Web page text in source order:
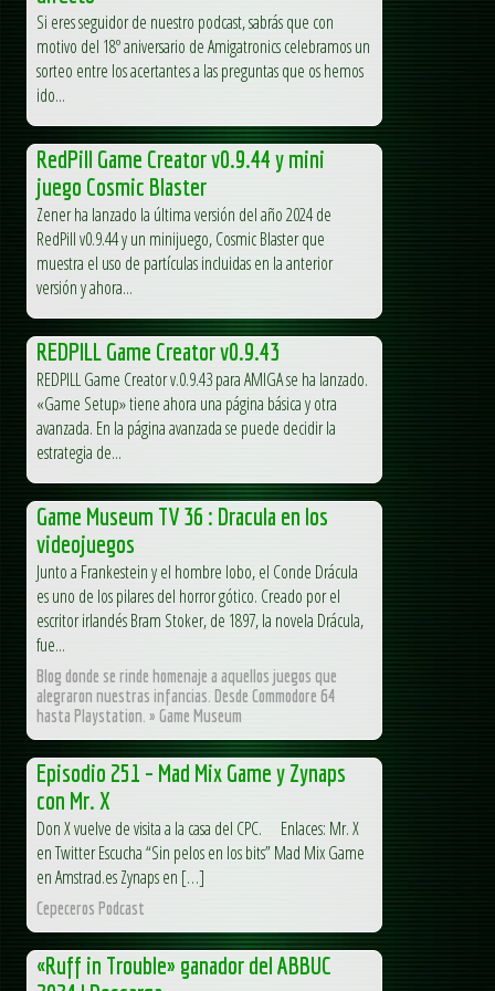
Si eres seguidor de nuestro podcast, sabrás que con
motivo del 18º aniversario de Amigatronics celebramos un
sorteo entre los acertantes a las preguntas que os hemos
ido...
RedPill Game Creator v0.9.44 y mini
juego Cosmic Blaster
Zener ha lanzado la última versión del año 2024 de
RedPill v0.9.44 y un minijuego, Cosmic Blaster que
muestra el uso de partículas incluidas en la anterior
versión y ahora...
REDPILL Game Creator v0.9.43
REDPILL Game Creator v.0.9.43 para AMIGA se ha lanzado.
«Game Setup» tiene ahora una página básica y otra
avanzada. En la página avanzada se puede decidir la
estrategia de...
Game Museum TV 36 : Dracula en los
videojuegos
Junto a Frankestein y el hombre lobo, el Conde Drácula
es uno de los pilares del horror gótico. Creado por el
escritor irlandés Bram Stoker, de 1897, la novela Drácula,
fue...
Blog donde se rinde homenaje a aquellos juegos que
alegraron nuestras infancias. Desde Commodore 64
hasta Playstation. » Game Museum
Episodio 251 – Mad Mix Game y Zynaps
con Mr. X
Don X vuelve de visita a la casa del CPC. Enlaces: Mr. X
en Twitter Escucha “Sin pelos en los bits” Mad Mix Game
en Amstrad.es Zynaps en […]
Cepeceros Podcast
«Ruff in Trouble» ganador del ABBUC